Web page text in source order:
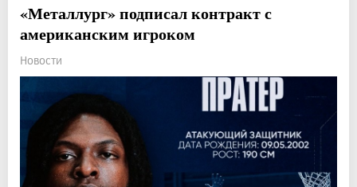
«Металлург» подписал контракт с
американским игроком
Новости